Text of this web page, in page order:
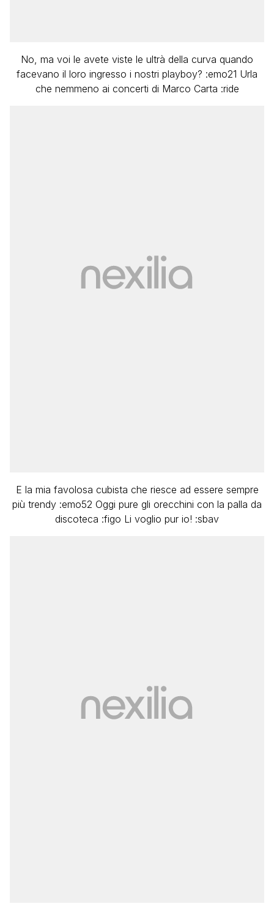
No, ma voi le avete viste le ultrà della curva quando
facevano il loro ingresso i nostri playboy? :emo21 Urla
che nemmeno ai concerti di Marco Carta :ride
E la mia favolosa cubista che riesce ad essere sempre
più trendy :emo52 Oggi pure gli orecchini con la palla da
discoteca :figo Li voglio pur io! :sbav